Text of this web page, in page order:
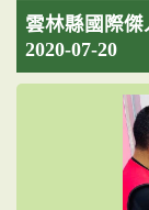
雲林縣國際
2020-07-20